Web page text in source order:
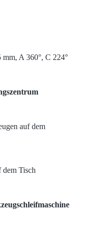
A 360°, C 224°
auf dem
dem Tisch